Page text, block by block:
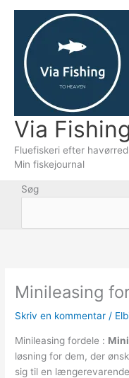
indholdet
Via Fishing
Fluefiskeri efter
Min fiskejournal
Søg
Minileasing
Skriv en kommentar /
Minileasing fordele :
løsning for dem, der
sig til en